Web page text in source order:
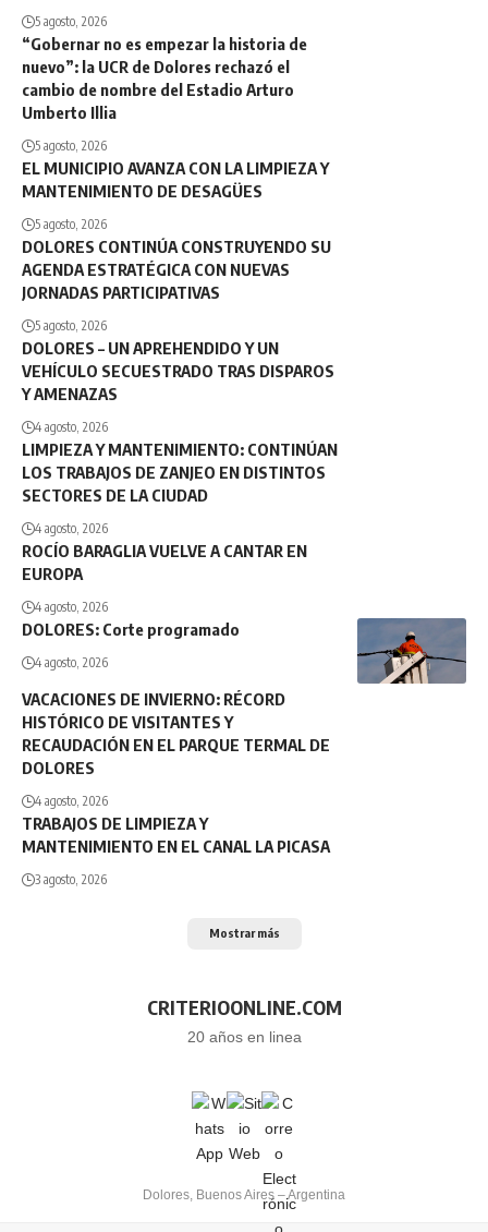
5 agosto, 2026
“Gobernar no es empezar la historia de
nuevo”: la UCR de Dolores rechazó el
cambio de nombre del Estadio Arturo
Umberto Illia
5 agosto, 2026
EL MUNICIPIO AVANZA CON LA LIMPIEZA Y
MANTENIMIENTO DE DESAGÜES
5 agosto, 2026
DOLORES CONTINÚA CONSTRUYENDO SU
AGENDA ESTRATÉGICA CON NUEVAS
JORNADAS PARTICIPATIVAS
5 agosto, 2026
DOLORES – UN APREHENDIDO Y UN
VEHÍCULO SECUESTRADO TRAS DISPAROS
Y AMENAZAS
4 agosto, 2026
LIMPIEZA Y MANTENIMIENTO: CONTINÚAN
LOS TRABAJOS DE ZANJEO EN DISTINTOS
SECTORES DE LA CIUDAD
4 agosto, 2026
ROCÍO BARAGLIA VUELVE A CANTAR EN
EUROPA
4 agosto, 2026
DOLORES: Corte programado
4 agosto, 2026
VACACIONES DE INVIERNO: RÉCORD
HISTÓRICO DE VISITANTES Y
RECAUDACIÓN EN EL PARQUE TERMAL DE
DOLORES
4 agosto, 2026
TRABAJOS DE LIMPIEZA Y
MANTENIMIENTO EN EL CANAL LA PICASA
3 agosto, 2026
Mostrar más
CRITERIOONLINE.COM
20 años en linea
Dolores, Buenos Aires – Argentina